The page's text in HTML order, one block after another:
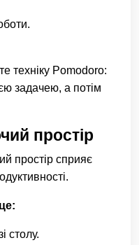
техніку Pomodoro:
задачею, а потім
простір
простір сприяє
столу.